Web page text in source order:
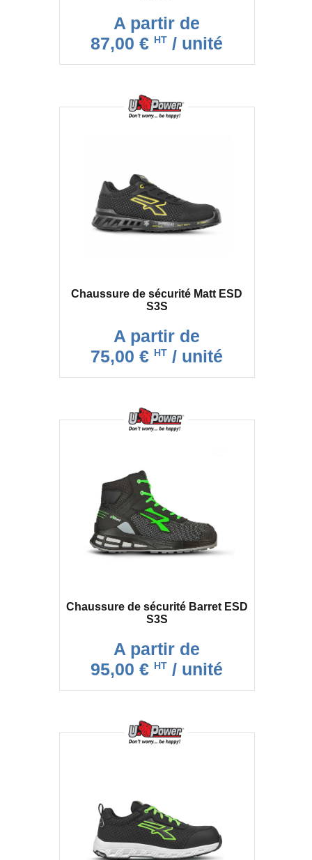
A partir de
87,00 € HT / unité
Chaussure de sécurité Matt ESD
S3S
A partir de
75,00 € HT / unité
Chaussure de sécurité Barret ESD
S3S
A partir de
95,00 € HT / unité